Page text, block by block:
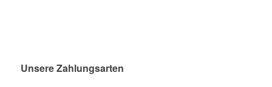
Unsere Zahlungsarten